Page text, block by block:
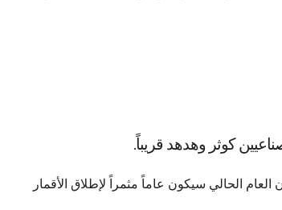
كوثر وهدهد قريباً.
الحالي سيكون عاماً مثمراً لإطلاق الأقمار